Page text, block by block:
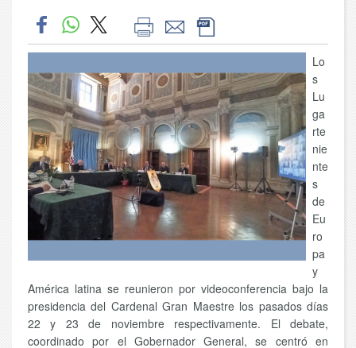
Lo
s
Lu
ga
rte
nie
nte
s
de
Eu
ro
pa
y
América latina se reunieron por videoconferencia bajo la
presidencia del Cardenal Gran Maestre los pasados días
22 y 23 de noviembre respectivamente. El debate,
coordinado por el Gobernador General, se centró en